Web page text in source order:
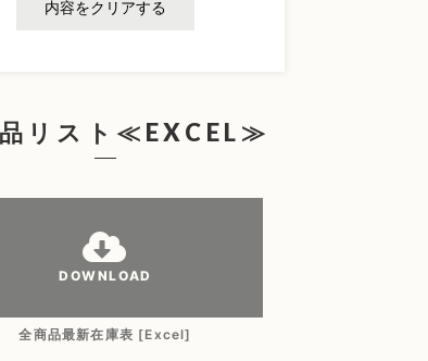
内容をクリアする
リスト≪EXCEL≫
DOWNLOAD
全商品最新在庫表 [Excel]